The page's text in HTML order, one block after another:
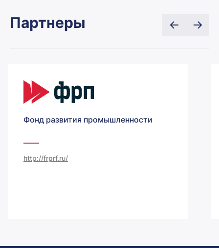
Партнеры
Фонд развития промышленности
http://frprf.ru/